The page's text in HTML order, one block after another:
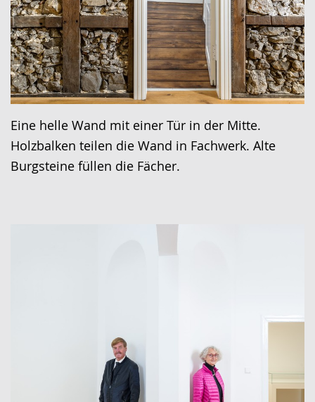
Eine helle Wand mit einer Tür in der Mitte.
Holzbalken teilen die Wand in Fachwerk. Alte
Burgsteine füllen die Fächer.